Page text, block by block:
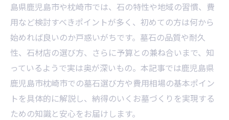
島県鹿児島市や枕崎市では、石の特性や地域の習慣、費
用など検討すべきポイントが多く、初めての方は何から
始めれば良いのか戸惑いがちです。墓石の品質や耐久
性、石材店の選び方、さらに予算との兼ね合いまで、知
っているようで実は奥が深いもの。本記事では鹿児島県
鹿児島市枕崎市での墓石選び方や費用相場の基本ポイン
トを具体的に解説し、納得のいくお墓づくりを実現する
ための知識と安心をお届けします。